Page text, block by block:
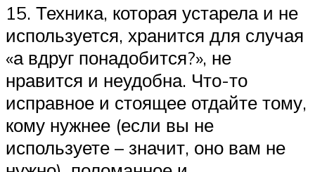
15. Техника, которая устарела и не
используется, хранится для случая
«а вдруг понадобится?», не
нравится и неудобна. Что-то
исправное и стоящее отдайте тому,
кому нужнее (если вы не
используете – значит, оно вам не